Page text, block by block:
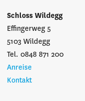
Schloss Wildegg
Effingerweg 5
5103 Wildegg
Tel. 0848 871 200
Anreise
Kontakt